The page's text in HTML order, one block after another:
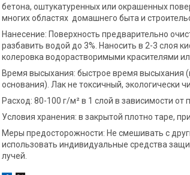
бетона, оштукатуренных или окрашенных
многих областях домашнего быта и
Нанесение: Поверхность предварительно
разбавить водой до 3%. Наносить в 2-3 слоя
колеровка водорастворимыми красителями
Время высыхания: быстрое время высыхания
основания). Лак не токсичный, экологически
Расход: 80-100 г/м² в 1 слой в зависимости
Условия хранения: в закрытой плотно таре,
Меры предосторожности: Не смешивать с
использовать индивидуальные средства
лучей.